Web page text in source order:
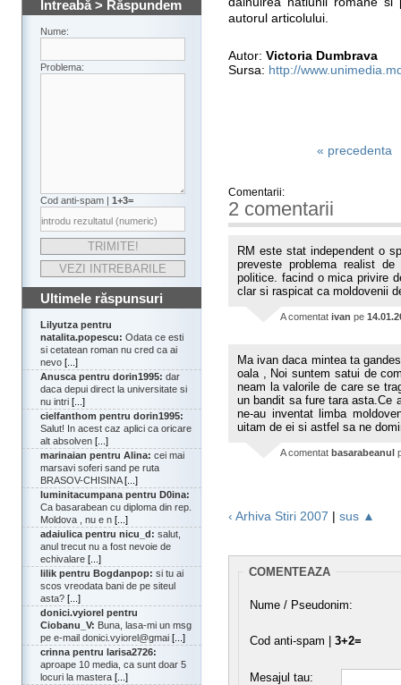
Intreabă > Răspundem
Nume:
Problema:
Cod anti-spam | 1+3=
Ultimele răspunsuri
Lilyutza pentru
natalita.popescu: Odata ce esti
si cetatean roman nu cred ca ai
nevo [...]
Anusca pentru dorin1995: dar
daca depui direct la universitate si
nu intri [...]
cielfanthom pentru dorin1995:
Salut! In acest caz aplici ca oricare
alt absolven [...]
marinaian pentru Alina: cei mai
marsavi soferi sand pe ruta
BRASOV-CHISINA[...]
luminitacumpana pentru D0ina:
Ca basarabean cu diploma din rep.
Moldova , nu e n [...]
adaiulica pentru nicu_d: salut,
anul trecut nu a fost nevoie de
echivalare [...]
lilik pentru Bogdanpop: si tu ai
scos vreodata bani de pe siteul
asta? [...]
donici.vyiorel pentru
Ciobanu_V: Buna, lasa-mi un msg
pe e-mail donici.vyiorel@gmai [...]
crinna pentru larisa2726:
aproape 10 media, ca sunt doar 5
locuri la mastera [...]
autorul articolului.
Autor: Victoria Dumbrava
Sursa: http://
« precedenta
Comentarii:
2 comentarii
RM este stat independent o
preveste problema realist
politice. facind o mica privire
clar si raspicat ca moldovenii
A comentat ivan pe
Ma ivan daca mintea ta
oala , Noi suntem satui de
neam la valorile de care se
un bandit sa fure tara asta.Ce
ne-au inventat limba
uitam de ei si astfel sa ne
A comentat basarabeanul
‹ Arhiva Stiri 2007 | sus ▲
COMENTEAZA
Nume / Pseudonim:
Cod anti-spam | 3+2=
Mesajul tau: